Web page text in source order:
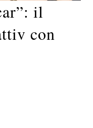
il
con